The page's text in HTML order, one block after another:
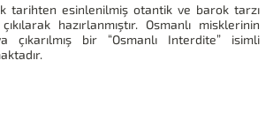
tarihten esinlenilmiş otantik ve barok tarzı
hazırlanmıştır. Osmanlı misklerinin
çıkarılmış bir “Osmanlı Interdite” isimli